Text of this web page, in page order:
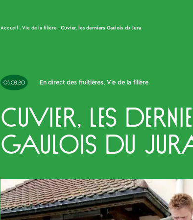
Accueil Vie de la filière Cuvier, les derniers Gaulois du Jura
05.08.20 En direct des fruitières Vie de la filière
Cuvier, les
Gaulois du